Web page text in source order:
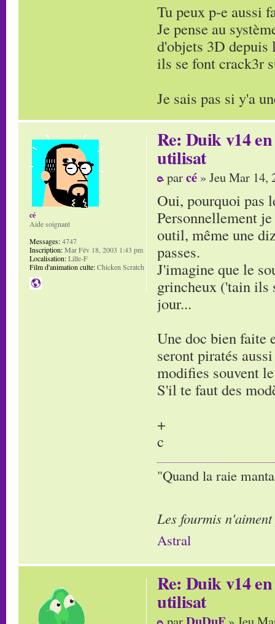
Tu peux p-e aussi
Je pense au
d'objets 3D depuis
ils se font crack3r
Je sais pas si y'a
Re: Duik v14
utilisat
parcé » Jeu Mar 14,
Oui, pourquoi pas
Personnellement
outil, même une
passes.
J'imagine que le
grincheux ('tain ils
jour...
Une doc bien faite
seront piratés
modifies souvent
S'il te faut des
+
c
"Quand la raie
Les fourmis
Astral
cé
Aide soignant
Messages:4747
Inscription:Mar Fév 18, 2003 1:43 pm
Localisation:Lille-F
Film d'animation culte:Chicken Scratch
Re: Duik v14
utilisat